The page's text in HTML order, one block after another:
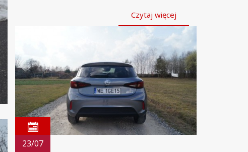
Czytaj więcej
23/07